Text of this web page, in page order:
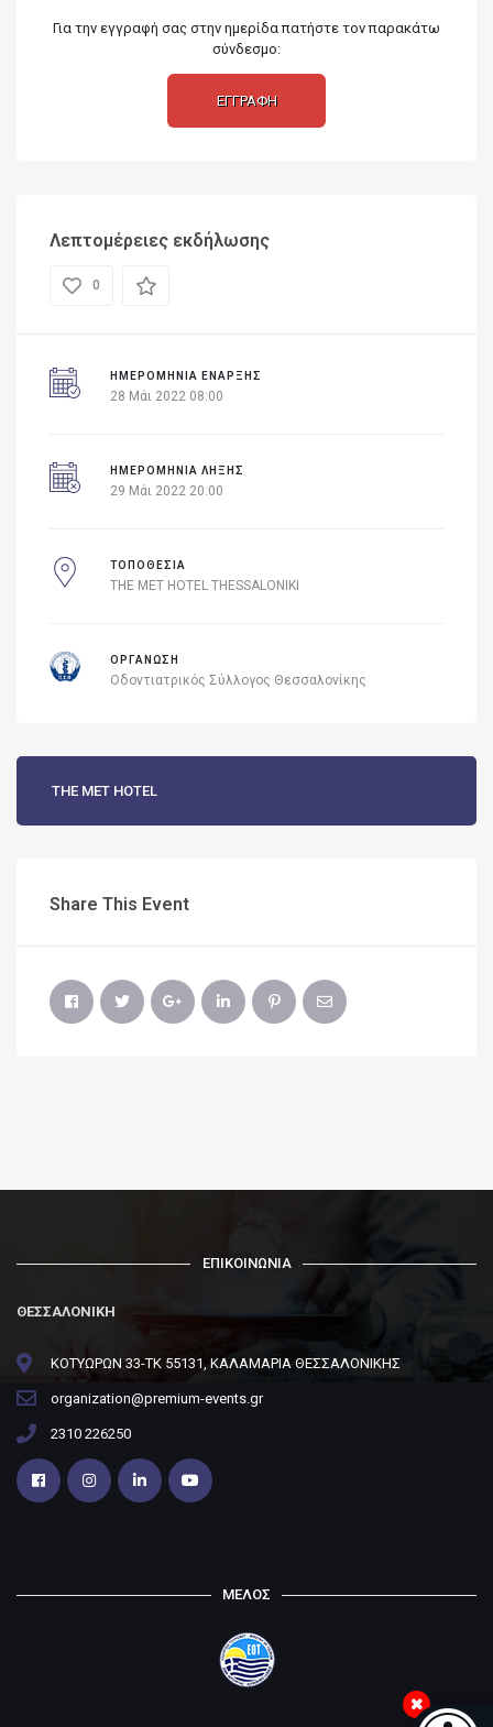
Μπάρα
Για την εγγραφή σας στην ημερίδα πατήστε τον παρακάτω
σύνδεσμο:
ΕΓΓΡΑΦΗ
Λεπτομέρειες εκδήλωσης
0
ΗΜΕΡΟΜΗΝΊΑ ΈΝΑΡΞΗΣ
28 Μάι 2022 08:00
ΗΜΕΡΟΜΗΝΙΑ ΛΗΞΗΣ
29 Μάι 2022 20:00
ΤΟΠΟΘΕΣΙΑ
THE MET HOTEL THESSALONIKI
ΟΡΓΑΝΩΣΗ
Οδοντιατρικός Σύλλογος Θεσσαλονίκης
THE MET HOTEL
Share This Event
ΕΠΙΚΟΙΝΩΝΙΑ
ΘΕΣΣΑΛΟΝΙΚΗ
ΚΟΤΥΩΡΩΝ 33-ΤΚ 55131, ΚΑΛΑΜΑΡΙΑ ΘΕΣΣΑΛΟΝΙΚΗΣ
organization@premium-events.gr
2310 226250
ΜΕΛΟΣ